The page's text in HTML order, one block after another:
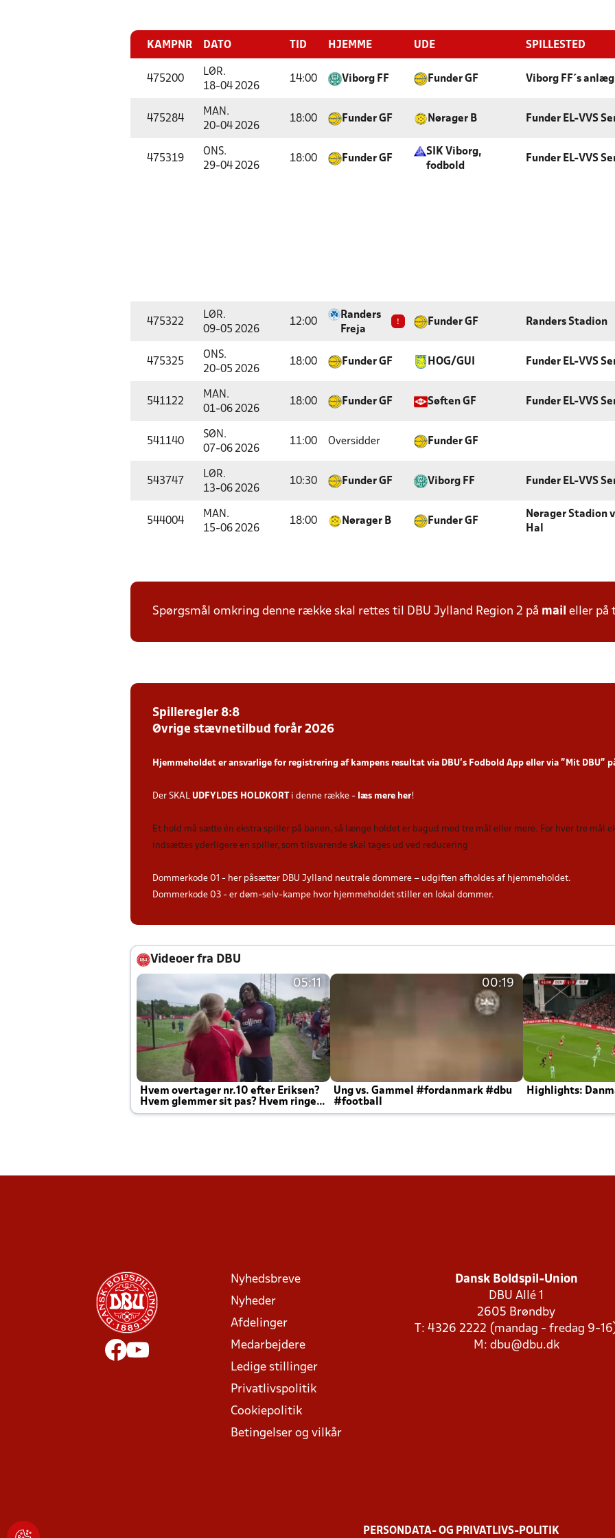
KAMPNR DATO TID HJEMME UDE SPILLESTED
475200
LØR.
18-04 2026
14:00 Viborg FF Funder GF Viborg FF´s anlæg
475284
MAN.
20-04 2026
18:00 Funder GF Nørager B Funder EL-VVS
475319
ONS.
29-04 2026
18:00 Funder GF
SIK Viborg,
fodbold
Funder EL-VVS
475322
LØR.
09-05 2026
12:00
Randers
Freja
! Funder GF Randers Stadion
475325
ONS.
20-05 2026
18:00 Funder GF HOG/GUI Funder EL-VVS
541122
MAN.
01-06 2026
18:00 Funder GF Søften GF Funder EL-VVS
541140
SØN.
07-06 2026
11:00 Oversidder Funder GF
543747
LØR.
13-06 2026
10:30 Funder GF Viborg FF Funder EL-VVS
544004
MAN.
15-06 2026
18:00 Nørager B Funder GF
Nørager Stadion
Hal
Spørgsmål omkring denne række skal rettes til DBU Jylland Region 2 på mail eller på
Spilleregler 8:8
Øvrige stævnetilbud forår 2026
Hjemmeholdet er ansvarlige for registrering af kampens resultat via DBU’s Fodbold App eller via ”Mit DBU”
Der SKAL UDFYLDES HOLDKORTi denne række - læs mere her!
Et hold må sætte én ekstra spiller på banen, så længe holdet er bagud med tre mål eller mere. For hver tre mål
indsættes yderligere en spiller, som tilsvarende skal tages ud ved reducering
Dommerkode 01 - her påsætter DBU Jylland neutrale dommere – udgiften afholdes af hjemmeholdet.
Dommerkode 03 - er døm-selv-kampe hvor hjemmeholdet stiller en lokal dommer.
Videoer fra DBU
05:11
Hvem overtager nr.10 efter Eriksen?
Hvem glemmer sit pas? Hvem ringer
Joachim altid til efter kampe?
00:19
Ung vs. Gammel #fordanmark #dbu
#football
Highlights:
Nyhedsbreve
Nyheder
Afdelinger
Medarbejdere
Ledige stillinger
Privatlivspolitik
Cookiepolitik
Betingelser og vilkår
Dansk Boldspil-Union
DBU Allé 1
2605 Brøndby
T: 4326 2222 (mandag - fredag 9-
M: dbu@dbu.dk
PERSONDATA- OG PRIVATLIVS-POLITIK